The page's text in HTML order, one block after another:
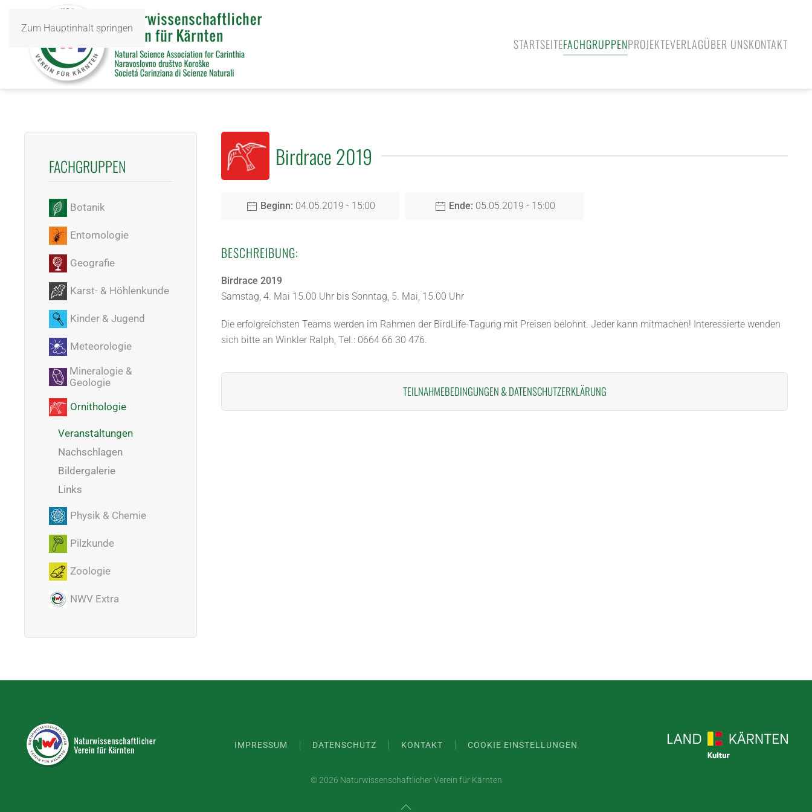
Zum Hauptinhalt springen
STARTSEITEFACHGRUPPENPROJEKTEVERLAGÜBER UNSKONTAKT
FACHGRUPPEN
Botanik
Entomologie
Geografie
Karst- & Höhlenkunde
Kinder & Jugend
Meteorologie
Mineralogie &
Geologie
Ornithologie
Veranstaltungen
Nachschlagen
Bildergalerie
Links
Physik & Chemie
Pilzkunde
Zoologie
NWV Extra
Birdrace 2019
Beginn: 04.05.2019 - 15:00 Ende: 05.05.2019 - 15:00
BESCHREIBUNG:
Birdrace 2019
Samstag, 4. Mai 15.00 Uhr bis Sonntag, 5. Mai, 15.00 Uhr
Die erfolgreichsten Teams werden im Rahmen der BirdLife-Tagung mit Preisen belohnt. Jeder kann mitmachen! Interessierte wenden
sich bitte an Winkler Ralph, Tel.: 0664 66 30 476.
TEILNAHMEBEDINGUNGEN &DATENSCHUTZERKLÄRUNG
IMPRESSUM DATENSCHUTZ KONTAKT COOKIE EINSTELLUNGEN
©2026 Naturwissenschaftlicher Verein für Kärnten